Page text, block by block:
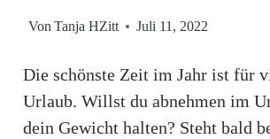
Von Tanja HZitt Juli 11, 2022
Die schönste Zeit im Jahr ist für
Urlaub. Willst du abnehmen im
dein Gewicht halten? Steht bald